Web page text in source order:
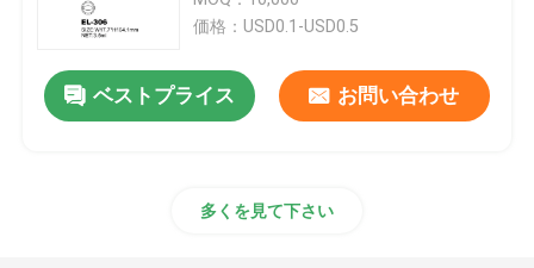
価格：USD0.1-USD0.5
ベストプライス お問い合わせ
多くを見て下さい